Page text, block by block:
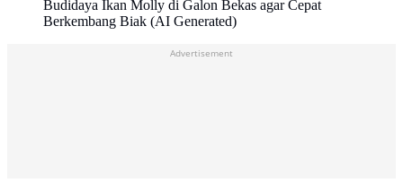
Budidaya Ikan Molly di Galon Bekas agar Cepat
Berkembang Biak (AI Generated)